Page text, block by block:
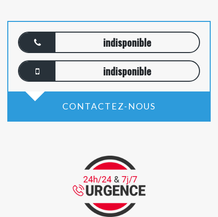
indisponible
indisponible
CONTACTEZ-NOUS